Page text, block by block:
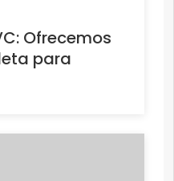
Ofrecemos
para